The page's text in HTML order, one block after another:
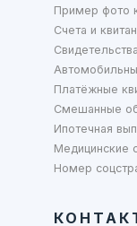
Пример фото
Счета и
Платёжные
Смешанные
Ипотечная
Медицинские
Номер